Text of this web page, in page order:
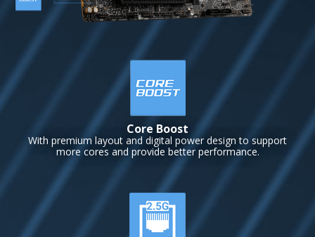
Core Boost
With premium layout and digital power design to support
more cores and provide better performance.